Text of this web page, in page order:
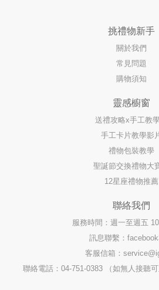
挑禮物新手
關於我們
常見問題
購物須知
靈感櫥窗
送禮攻略x手工教
手工卡片教學影
禮物包裝教學
聖誕節交換禮物大
12星座禮物推薦
聯絡我們
服務時間：週一至週五
訊息聯繫：
客服信箱：
聯絡電話：04-751-0383 （如無人接聽